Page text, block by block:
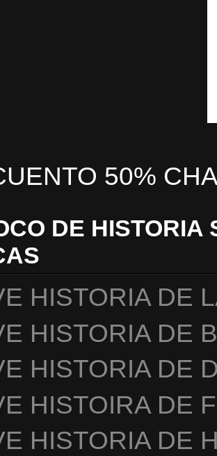
50%
DE HISTORIA
HISTORIA DE
HISTORIA DE
HISTORIA DE
HISTOIRA DE
HISTORIA DE